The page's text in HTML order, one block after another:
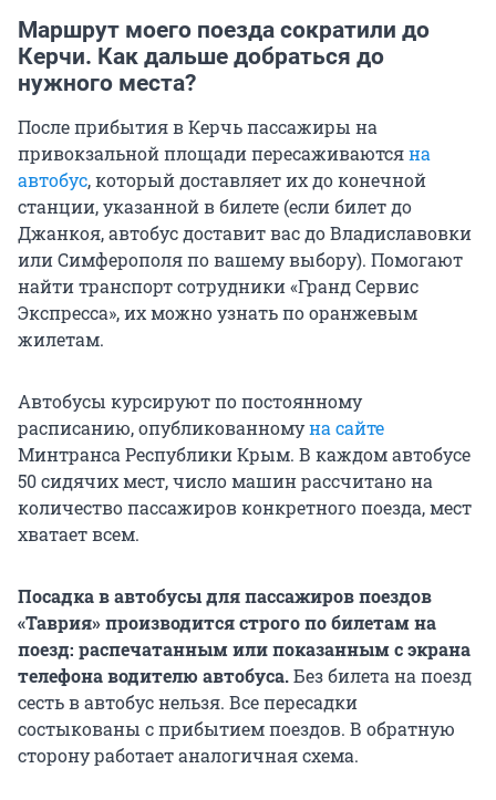
Маршрут моего поезда сократили до
Керчи. Как дальше добраться до
нужного места?
После прибытия в Керчь пассажиры на
привокзальной площади пересаживаютсяна
автобус, который доставляет их до конечной
станции, указанной в билете (если билет до
Джанкоя, автобус доставит вас до Владиславовки
или Симферополя по вашему выбору). Помогают
найти транспорт сотрудники «Гранд Сервис
Экспресса», их можно узнать по оранжевым
жилетам.
Автобусы курсируют по постоянному
расписанию, опубликованномуна сайте
Минтранса Республики Крым. В каждом автобусе
50 сидячих мест, число машин рассчитано на
количество пассажиров конкретного поезда, мест
хватает всем.
Посадка в автобусы для пассажиров поездов
«Таврия» производится строго по билетам на
поезд: распечатанным или показанным с экрана
телефона водителю автобуса.Без билета на поезд
сесть в автобус нельзя. Все пересадки
состыкованы с прибытием поездов. В обратную
сторону работает аналогичная схема.